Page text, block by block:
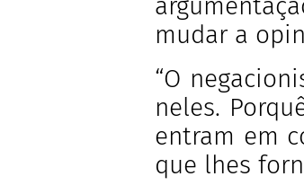
mudar a
“O
neles.
entram em
que lhes